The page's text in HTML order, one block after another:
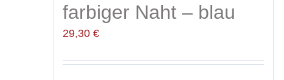
farbiger Naht – blau
29,30 €